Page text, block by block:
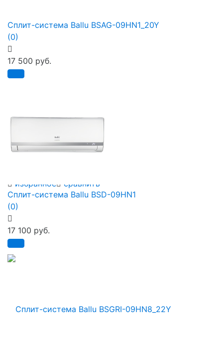
избранное сравнить
Сплит-система Ballu BSAG-09HN1_20Y
(0)
17 500 руб.
Сплит-система Ballu BSD-09HN1
(0)
17 100 руб.